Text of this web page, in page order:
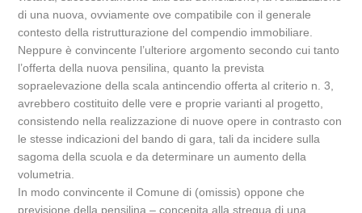
di una nuova, ovviamente ove compatibile con il generale
contesto della ristrutturazione del compendio immobiliare.
Neppure è convincente l’ulteriore argomento secondo cui tanto
l’offerta della nuova pensilina, quanto la prevista
sopraelevazione della scala antincendio offerta al criterio n. 3,
avrebbero costituito delle vere e proprie varianti al progetto,
consistendo nella realizzazione di nuove opere in contrasto con
le stesse indicazioni del bando di gara, tali da incidere sulla
sagoma della scuola e da determinare un aumento della
volumetria.
In modo convincente il Comune di (omissis) oppone che
previsione della pensilina – concepita alla stregua di una